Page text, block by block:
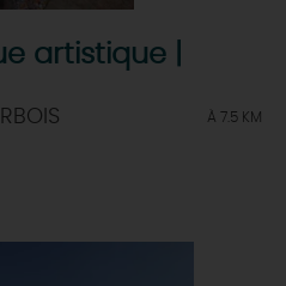
artistique |
À 7.5 KM